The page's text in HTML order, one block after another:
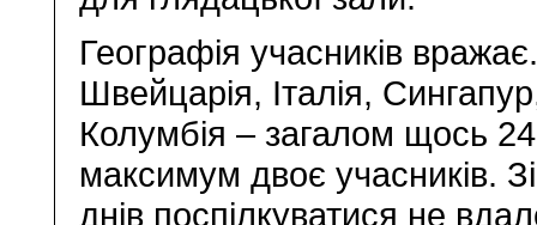
Географія учасників
Швейцарія, Італія,
Колумбія – загалом щось
максимум двоє учасників.
днів поспілкуватися не